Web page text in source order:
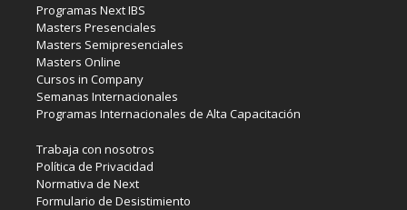
Programas Next IBS
Masters Presenciales
Masters Semipresenciales
Masters Online
Cursos in Company
Semanas Internacionales
Programas Internacionales de Alta Capacitación
Trabaja con nosotros
Política de Privacidad
Normativa de Next
Formulario de Desistimiento